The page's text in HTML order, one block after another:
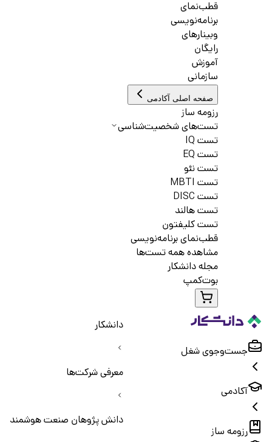
قطب‌نمای
برنامه‌نویسی
وبینارهای
رایگان
آموزش
سازمانی
صفحه اصلی آکادمی
رزومه ساز
تست‌های شخصیت‌شناسی
تست IQ
تست EQ
تست نئو
تست MBTI
تست DISC
تست هالند
تست کلیفتون
قطب‌نمای برنامه‌نویسی
مشاهده همه تست‌ها
مجله دانشکار
بوت‌کمپ
جست‌و‌جوی شغل
آکادمی
رزومه ساز
دانشکار
معرفی شرکت‌ها
دانش پژوهان صنعت هوشمند